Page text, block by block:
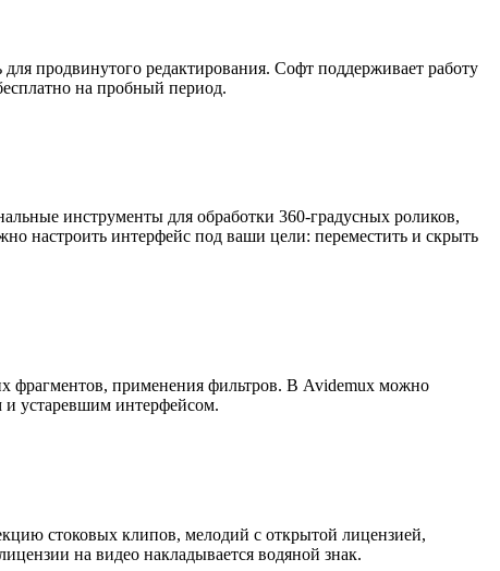
продвинутого редактирования. Софт поддерживает работу
на пробный период.
инструменты для обработки 360-градусных роликов,
настроить интерфейс под ваши цели: переместить и скрыть
фрагментов, применения фильтров. В Avidemux можно
и устаревшим интерфейсом.
стоковых клипов, мелодий с открытой лицензией,
на видео накладывается водяной знак.